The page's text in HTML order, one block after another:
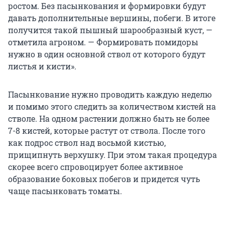
ростом. Без пасынкования и формировки будут
давать дополнительные вершины, побеги. В итоге
получится такой пышный шарообразный куст, —
отметила агроном. — Формировать помидоры
нужно в один основной ствол от которого будут
листья и кисти».
Пасынкование нужно проводить каждую неделю
и помимо этого следить за количеством кистей на
стволе. На одном растении должно быть не более
7-8 кистей, которые растут от ствола. После того
как подрос ствол над восьмой кистью,
прищипнуть верхушку. При этом такая процедура
скорее всего спровоцирует более активное
образование боковых побегов и придется чуть
чаще пасынковать томаты.